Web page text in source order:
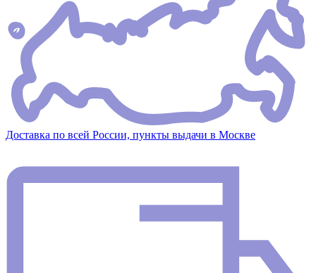
Доставка по всей России, пункты выдачи в Москве